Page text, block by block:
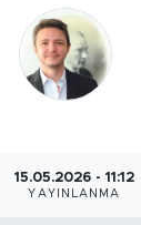
15.05.2026 - 11:12
YAYINLANMA